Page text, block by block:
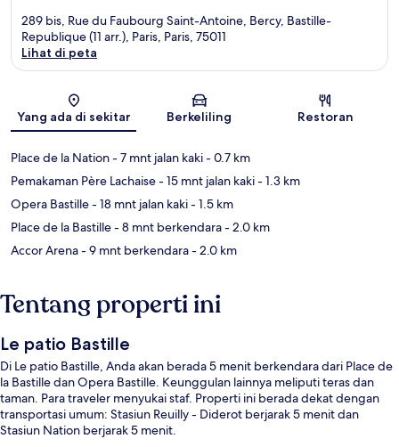
289 bis, Rue du Faubourg Saint-Antoine, Bercy, Bastille-
Republique (11 arr.), Paris, Paris, 75011
Lihat di peta
Yang ada di sekitar Berkeliling Restoran
Place de la Nation- 7 mnt jalan kaki- 0.7 km
Pemakaman Père Lachaise- 15 mnt jalan kaki- 1.3 km
Opera Bastille- 18 mnt jalan kaki- 1.5 km
Place de la Bastille- 8 mnt berkendara- 2.0 km
Accor Arena- 9 mnt berkendara- 2.0 km
Tentang properti ini
Le patio Bastille
Di Le patio Bastille, Anda akan berada 5 menit berkendara dari Place de
la Bastille dan Opera Bastille. Keunggulan lainnya meliputi teras dan
taman. Para traveler menyukai staf. Properti ini berada dekat dengan
transportasi umum: Stasiun Reuilly - Diderot berjarak 5 menit dan
Stasiun Nation berjarak 5 menit.